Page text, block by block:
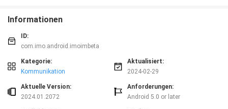
Informationen
ID:
com.imo.android.imoimbeta
Kategorie:
Kommunikation
Aktualisiert:
2024-02-29
Aktuelle Version:
2024.01.2072
Anforderungen:
Android 5.0 or later